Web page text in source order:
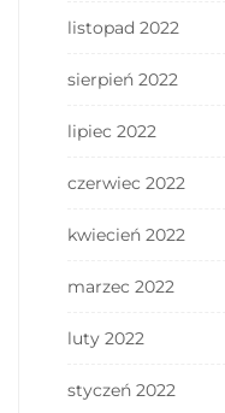
listopad 2022
sierpień 2022
lipiec 2022
czerwiec 2022
kwiecień 2022
marzec 2022
luty 2022
styczeń 2022